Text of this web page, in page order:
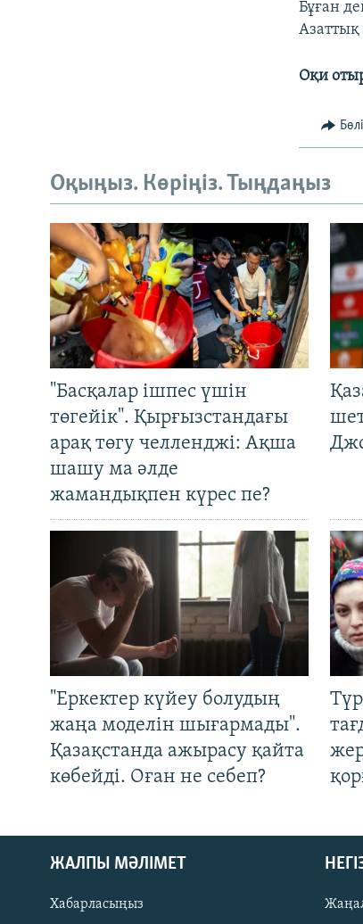
Бұған
Азаттық
Оқи
Оқыңыз. Көріңіз. Тыңдаңыз
"Басқалар ішпес үшін
төгейік". Қырғызстандағы
арақ төгу челленджі: Ақша
шашу ма әлде
жамандықпен күрес пе?
"Еркектер күйеу болудың
жаңа моделін шығармады".
Қазақстанда ажырасу қайта
көбейді. Оған не себеп?
ЖАЛПЫ МӘЛІМЕТ
Хабарласыңыз